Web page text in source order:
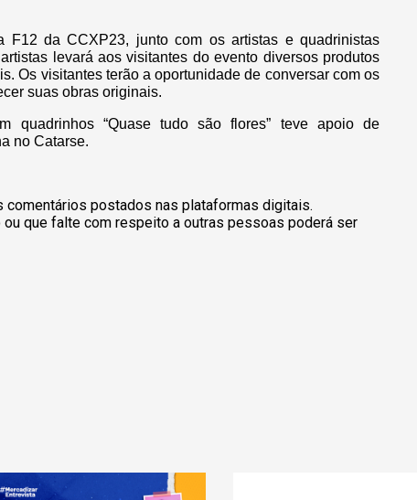
F12 da CCXP23, junto com os artistas e quadrinistas
levará aos visitantes do evento diversos produtos
Os visitantes terão a oportunidade de conversar com os
suas obras originais.
quadrinhos “Quase tudo são flores” teve apoio de
no Catarse.
postados nas plataformas digitais.
que falte com respeito a outras pessoas poderá ser